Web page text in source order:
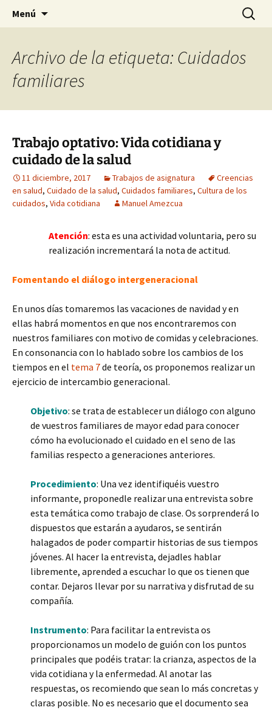
Gomeres
Historia, cultura y pensamiento
Menú Buscar:
Archivo de la etiqueta: Cuidados
familiares
Trabajo optativo: Vida cotidiana y
cuidado de la salud
11 diciembre, 2017 Trabajos de asignatura
Creencias
en salud, Cuidado de la salud, Cuidados familiares, Cultura de los
cuidados, Vida cotidiana Manuel Amezcua
Atención: esta es una actividad voluntaria, pero su
realización incrementará la nota de actitud.
Fomentando el diálogo intergeneracional
En unos días tomaremos las vacaciones de navidad y en
ellas habrá momentos en que nos encontraremos con
nuestros familiares con motivo de comidas y celebraciones.
En consonancia con lo hablado sobre los cambios de los
tiempos en el tema 7de teoría, os proponemos realizar un
ejercicio de intercambio generacional.
Objetivo: se trata de establecer un diálogo con alguno
de vuestros familiares de mayor edad para conocer
cómo ha evolucionado el cuidado en el seno de las
familias respecto a generaciones anteriores.
Procedimiento: Una vez identifiquéis vuestro
informante, proponedle realizar una entrevista sobre
esta temática como trabajo de clase. Os sorprenderá lo
dispuestos que estarán a ayudaros, se sentirán
halagados de poder compartir historias de sus tiempos
jóvenes. Al hacer la entrevista, dejadles hablar
libremente, aprended a escuchar lo que os tienen que
contar. Dejaros llevar por su narrativa y disfrutad de su
compañía.
Instrumento: Para facilitar la entrevista os
proporcionamos un modelo de guión con los puntos
principales que podéis tratar: la crianza, aspectos de la
vida cotidiana y la enfermedad. Al anotar las
respuestas, os recomiendo que sean lo más concretas y
claras posible. No es necesario que el documento sea